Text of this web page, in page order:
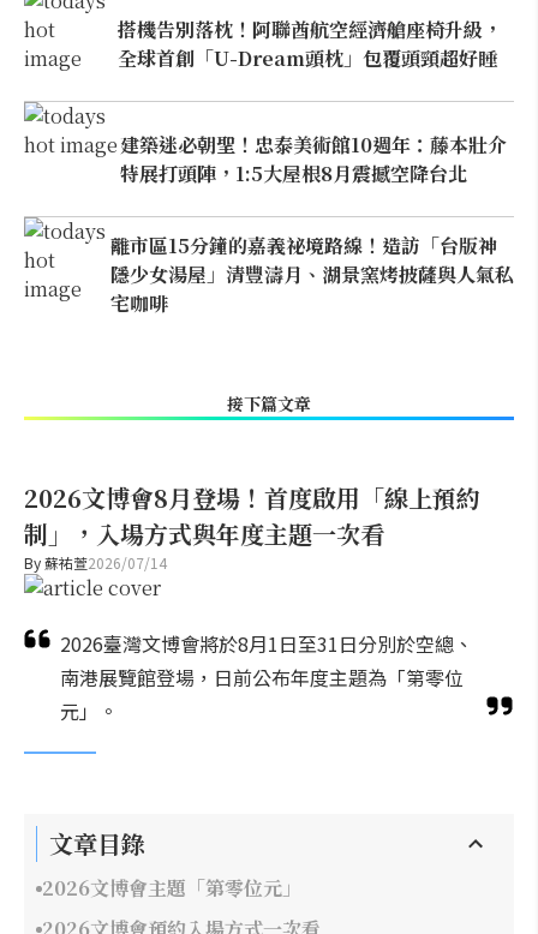
搭機告別落枕！阿聯酋航空經濟艙座椅升級，
全球首創「U-Dream頭枕」包覆頭頸超好睡
建築迷必朝聖！忠泰美術館10週年：藤本壯介
特展打頭陣，1:5大屋根8月震撼空降台北
離市區15分鐘的嘉義祕境路線！造訪「台版神
隱少女湯屋」清豐濤月、湖景窯烤披薩與人氣私
宅咖啡
接下篇文章
2026文博會8月登場！首度啟用「線上預約
制」，入場方式與年度主題一次看
By蘇祐萱2026/07/14
2026臺灣文博會將於8月1日至31日分別於空總、
南港展覽館登場，日前公布年度主題為「第零位
元」。
文章目錄
2026文博會主題「第零位元」